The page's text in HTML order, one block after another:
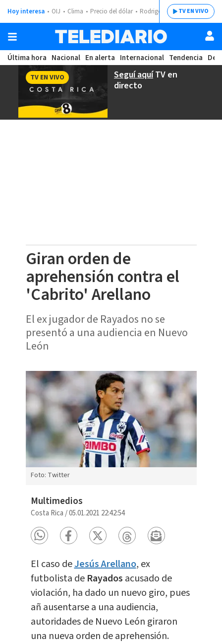
Hoy interesa OIJ Clima Precio del dólar Rodrigo ChavesTV EN VIVO
Última hora Nacional En alerta Internacional Tendencia
Seguí aquíTV en
directo
TV EN VIVO
Giran orden de
aprehensión contra el
'Cabrito' Arellano
El ex jugador de Rayados no se
presentó a una audiencia en Nuevo
León
Foto: Twitter
Multimedios
Costa Rica /05.01.2021 22:42:54
El caso deJesús Arellano, ex
futbolista de Rayados acusado de
violación, ha dado un nuevo giro, pues
añ ausentarse a una audiencia,
autoridades de Nuevo León giraron
una nueva orden de aprehensión.